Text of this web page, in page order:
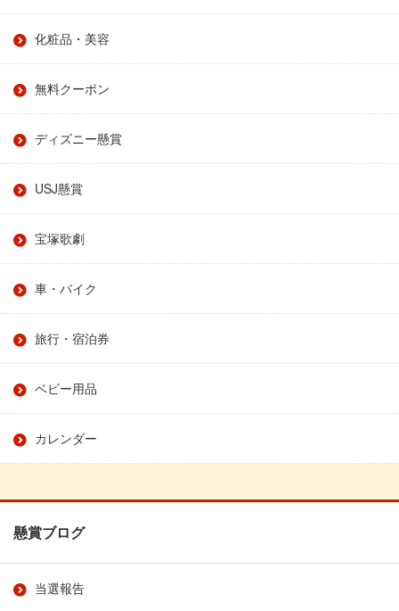
化粧品・美容
無料クーポン
ディズニー懸賞
USJ懸賞
宝塚歌劇
車・バイク
旅行・宿泊券
ベビー用品
カレンダー
懸賞ブログ
当選報告